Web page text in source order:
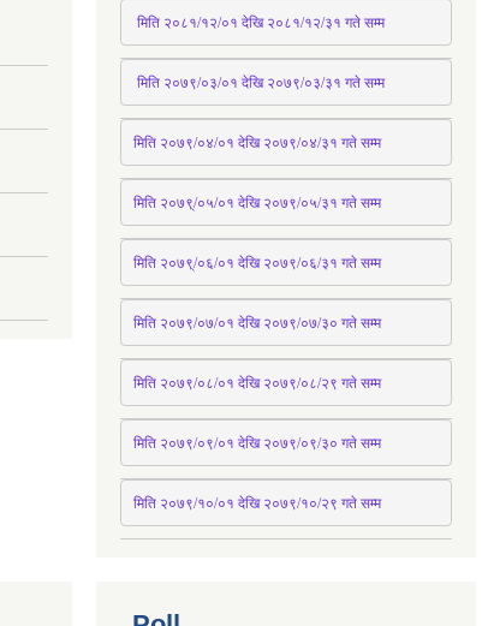
मिति २०८१/१२/०१ देखि २०८१/१२/३१ गते सम्म
मिति २०७९/०३/०१ देखि २०७९/०३/३१ गते सम्म
मिति २०७९/०४/०१ देखि २०७९/०४/३१ गते सम्म
मिति २०७९्/०५/०१ देखि २०७९/०५/३१ गते सम्म
मिति २०७९्/०६/०१ देखि २०७९/०६/३१ गते सम्म
मिति २०७९/०७/०१ देखि २०७९/०७/३० गते सम्म
मिति २०७९/०८/०१ देखि २०७९/०८/२९ गते सम्म
मिति २०७९/०९/०१ देखि २०७९/०९/३० गते सम्म
मिति २०७९/१०/०१ देखि २०७९/१०/२९ गते सम्म